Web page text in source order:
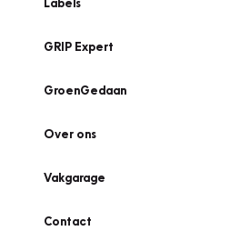
GRIP Expert
GroenGedaan
Over ons
Vakgarage
Contact